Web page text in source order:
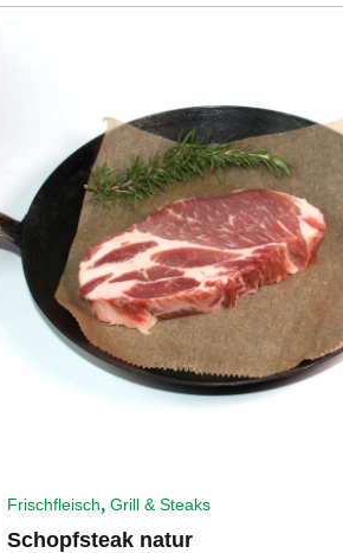
Frischfleisch, Grill & Steaks
Schopfsteak natur